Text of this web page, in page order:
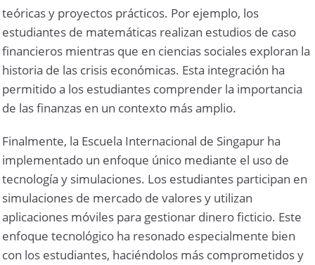
teóricas y proyectos prácticos. Por ejemplo, los
estudiantes de matemáticas realizan estudios de caso
financieros mientras que en ciencias sociales exploran la
historia de las crisis económicas. Esta integración ha
permitido a los estudiantes comprender la importancia
de las finanzas en un contexto más amplio.
Finalmente, la Escuela Internacional de Singapur ha
implementado un enfoque único mediante el uso de
tecnología y simulaciones. Los estudiantes participan en
simulaciones de mercado de valores y utilizan
aplicaciones móviles para gestionar dinero ficticio. Este
enfoque tecnológico ha resonado especialmente bien
con los estudiantes, haciéndolos más comprometidos y